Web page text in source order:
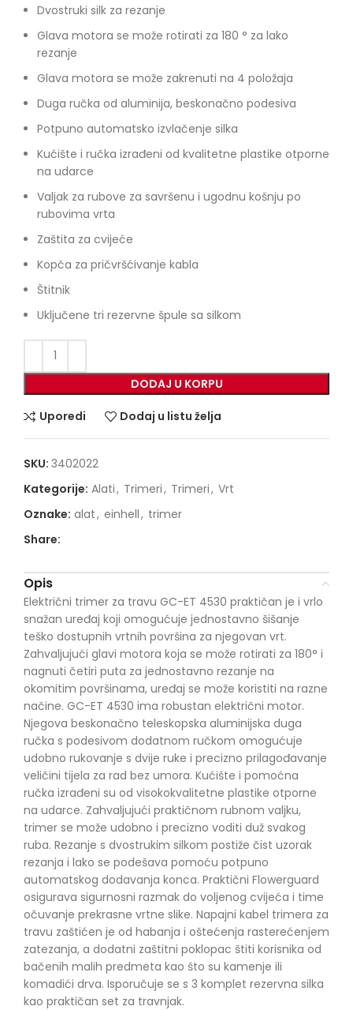
Dvostruki silk za rezanje
Glava motora se može rotirati za 180 ° za lako
rezanje
Glava motora se može zakrenuti na 4 položaja
Duga ručka od aluminija, beskonačno podesiva
Potpuno automatsko izvlačenje silka
Kućište i ručka izrađeni od kvalitetne plastike otporne
na udarce
Valjak za rubove za savršenu i ugodnu košnju po
rubovima vrta
Zaštita za cvijeće
Kopča za pričvršćivanje kabla
Štitnik
Uključene tri rezervne špule sa silkom
DODAJ U KORPU
Uporedi Dodaj u listu želja
SKU: 3402022
Kategorije: Alati, Trimeri, Trimeri, Vrt
Oznake: alat, einhell, trimer
Share:
Opis
Električni trimer za travu GC-ET 4530 praktičan je i vrlo
snažan uređaj koji omogućuje jednostavno šišanje
teško dostupnih vrtnih površina za njegovan vrt.
Zahvaljujući glavi motora koja se može rotirati za 180° i
nagnuti četiri puta za jednostavno rezanje na
okomitim površinama, uređaj se može koristiti na razne
načine. GC-ET 4530 ima robustan električni motor.
Njegova beskonačno teleskopska aluminijska duga
ručka s podesivom dodatnom ručkom omogućuje
udobno rukovanje s dvije ruke i precizno prilagođavanje
veličini tijela za rad bez umora. Kućište i pomoćna
ručka izrađeni su od visokokvalitetne plastike otporne
na udarce. Zahvaljujući praktičnom rubnom valjku,
trimer se može udobno i precizno voditi duž svakog
ruba. Rezanje s dvostrukim silkom postiže čist uzorak
rezanja i lako se podešava pomoću potpuno
automatskog dodavanja konca. Praktični Flowerguard
osigurava sigurnosni razmak do voljenog cvijeća i time
očuvanje prekrasne vrtne slike. Napajni kabel trimera za
travu zaštićen je od habanja i oštećenja rasterećenjem
zatezanja, a dodatni zaštitni poklopac štiti korisnika od
bačenih malih predmeta kao što su kamenje ili
komadići drva. Isporučuje se s 3 komplet rezervna silka
kao praktičan set za travnjak.